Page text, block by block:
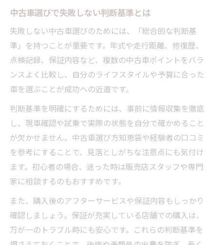
中古車選びで失敗しない判断基準とは
失敗しない中古車選びのためには、「総合的な判断基
準」を持つことが重要です。年式や走行距離、修復歴、
点検記録、保証内容など、複数の中古車ポイントをバラ
ンスよく比較し、自分のライフスタイルや予算に合った
車を選ぶことが成功への近道です。
判断基準を明確にするためには、事前に情報収集を徹底
し、現車確認や試乗で実際の状態を自分で確かめること
が欠かせません。中古車選び方知恵袋や経験者の口コミ
を参考にすることで、見落としがちな注意点にも気付け
ます。初心者の場合、迷った時は販売店スタッフや専門
家に相談するのもおすすめです。
また、購入後のアフターサービスや保証内容もしっかり
確認しましょう。保証が充実している店舗での購入は、
万が一のトラブル時にも安心です。これらの判断基準を